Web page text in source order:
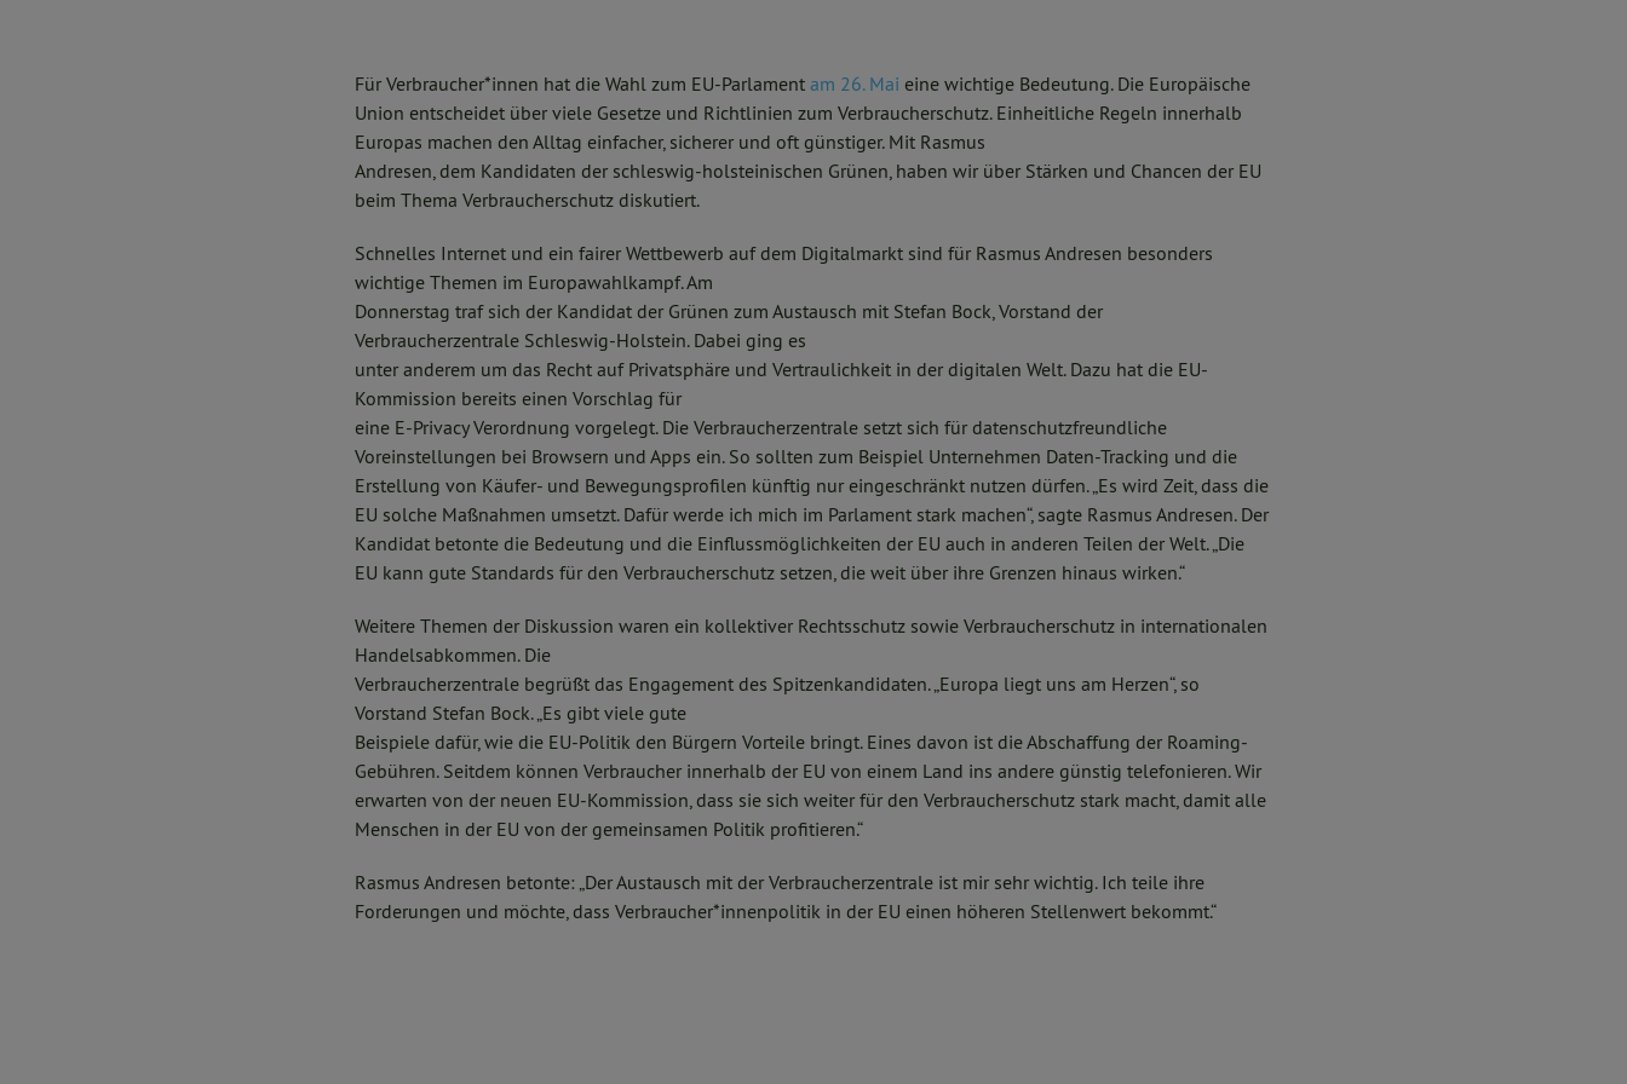
Für Verbraucher*innen hat die Wahl zum EU-Parlamentam 26. Mai eine wichtige Bedeutung. Die Europäische
Union entscheidet über viele Gesetze und Richtlinien zum Verbraucherschutz. Einheitliche Regeln innerhalb
Europas machen den Alltag einfacher, sicherer und oft günstiger. Mit Rasmus
Andresen, dem Kandidaten der schleswig-holsteinischen Grünen, haben wir über Stärken und Chancen der EU
beim Thema Verbraucherschutz diskutiert.
Schnelles Internet und ein fairer Wettbewerb auf dem Digitalmarkt sind für Rasmus Andresen besonders
wichtige Themen im Europawahlkampf. Am
Donnerstag traf sich der Kandidat der Grünen zum Austausch mit Stefan Bock, Vorstand der
Verbraucherzentrale Schleswig-Holstein. Dabei ging es
unter anderem um das Recht auf Privatsphäre und Vertraulichkeit in der digitalen Welt. Dazu hat die EU-
Kommission bereits einen Vorschlag für
eine E-Privacy Verordnung vorgelegt. Die Verbraucherzentrale setzt sich für datenschutzfreundliche
Voreinstellungen bei Browsern und Apps ein. So sollten zum Beispiel Unternehmen Daten-Tracking und die
Erstellung von Käufer- und Bewegungsprofilen künftig nur eingeschränkt nutzen dürfen. „Es wird Zeit, dass die
EU solche Maßnahmen umsetzt. Dafür werde ich mich im Parlament stark machen“, sagte Rasmus Andresen. Der
Kandidat betonte die Bedeutung und die Einflussmöglichkeiten der EU auch in anderen Teilen der Welt. „Die
EU kann gute Standards für den Verbraucherschutz setzen, die weit über ihre Grenzen hinaus wirken.“
Weitere Themen der Diskussion waren ein kollektiver Rechtsschutz sowie Verbraucherschutz in internationalen
Handelsabkommen. Die
Verbraucherzentrale begrüßt das Engagement des Spitzenkandidaten. „Europa liegt uns am Herzen“, so
Vorstand Stefan Bock. „Es gibt viele gute
Beispiele dafür, wie die EU-Politik den Bürgern Vorteile bringt. Eines davon ist die Abschaffung der Roaming-
Gebühren. Seitdem können Verbraucher innerhalb der EU von einem Land ins andere günstig telefonieren. Wir
erwarten von der neuen EU-Kommission, dass sie sich weiter für den Verbraucherschutz stark macht, damit alle
Menschen in der EU von der gemeinsamen Politik profitieren.“
Rasmus Andresen betonte: „Der Austausch mit der Verbraucherzentrale ist mir sehr wichtig. Ich teile ihre
Forderungen und möchte, dass Verbraucher*innenpolitik in der EU einen höheren Stellenwert bekommt.“